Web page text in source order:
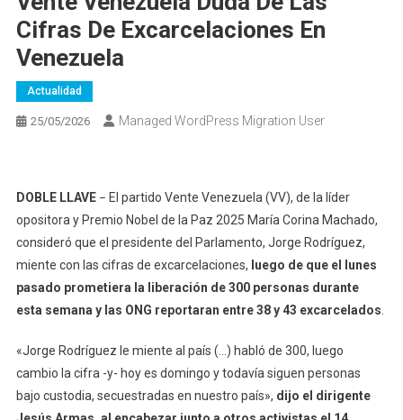
Cifras De Excarcelaciones En
Venezuela
Actualidad
25/05/2026 Managed WordPress Migration User
DOBLE LLAVE – El partido Vente Venezuela (VV), de la líder
opositora y Premio Nobel de la Paz 2025 María Corina Machado,
consideró que el presidente del Parlamento, Jorge Rodríguez,
miente con las cifras de excarcelaciones, luego de que el lunes
pasado prometiera la liberación de 300 personas durante
esta semana y las ONG reportaran entre 38 y 43 excarcelados
«Jorge Rodríguez le miente al país (…) habló de 300, luego
cambio la cifra -y- hoy es domingo y todavía siguen personas
bajo custodia, secuestradas en nuestro país», dijo el dirigente